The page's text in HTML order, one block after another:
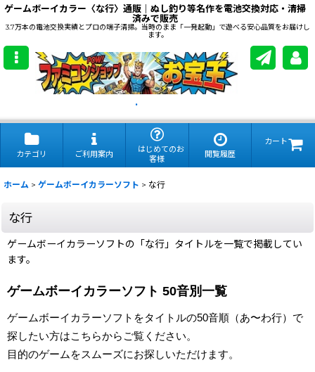
ゲームボーイカラー〈な行〉通販｜ぬし釣り等名作を電池交換対応・清掃
済みで販売
3.7万本の電池交換実績とプロの端子清掃。当時のまま「一発起動」で遊べる安心品質をお届けし
ます。
.
カテゴリ ご利用案内
はじめてのお
客様
閲覧履歴
カート
ホーム > ゲームボーイカラーソフト > な行
な行
ゲームボーイカラーソフトの「な行」タイトルを一覧で掲載してい
ます。
ゲームボーイカラーソフト 50音別一覧
ゲームボーイカラーソフトをタイトルの50音順（あ〜わ行）で
探したい方はこちらからご覧ください。
目的のゲームをスムーズにお探しいただけます。